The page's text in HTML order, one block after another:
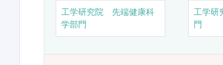
工学研究院 先端健康科
学部門
工学研
門